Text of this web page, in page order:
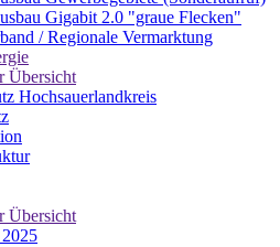
Gigabit 2.0 "graue Flecken"
/ Regionale Vermarktung
Übersicht
Hochsauerlandkreis
Übersicht